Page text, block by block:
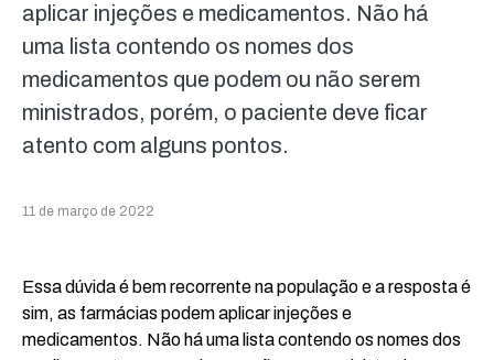
aplicar injeções e medicamentos. Não há
uma lista contendo os nomes dos
medicamentos que podem ou não serem
ministrados, porém, o paciente deve ficar
atento com alguns pontos.
11 de março de 2022
Essa dúvida é bem recorrente na população e a resposta é
sim, as farmácias podem aplicar injeções e
medicamentos. Não há uma lista contendo os nomes dos